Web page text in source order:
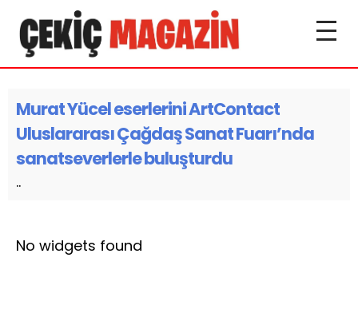
Murat Yücel eserlerini ArtContact
Uluslararası Çağdaş Sanat Fuarı’nda
sanatseverlerle buluşturdu
..
No widgets found